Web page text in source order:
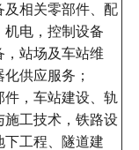
及相关零部件、配
机电，控制设备
，站场及车站维
供应服务；
，车站建设、轨
施工技术，铁路设
下工程、隧道建